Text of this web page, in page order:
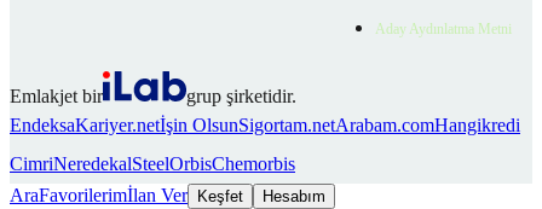
Aday Aydınlatma Metni
Emlakjet bir
grup şirketidir.
EndeksaKariyer.netİşin OlsunSigortam.netArabam.comHangikredi
CimriNeredekalSteelOrbisChemorbis
AraFavorilerimİlan Ver Keşfet Hesabım